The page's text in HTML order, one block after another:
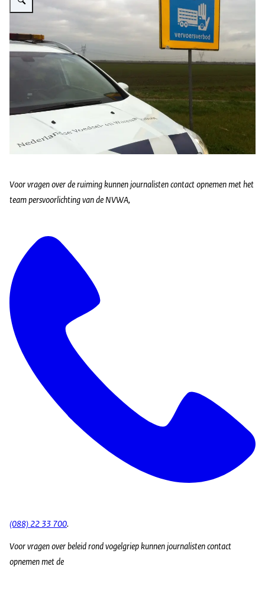
Voor vragen over de ruiming kunnen journalisten contact opnemen met het
team persvoorlichting van de NVWA,
(088) 22 33 700.
Voor vragen over beleid rond vogelgriep kunnen journalisten contact
opnemen met de